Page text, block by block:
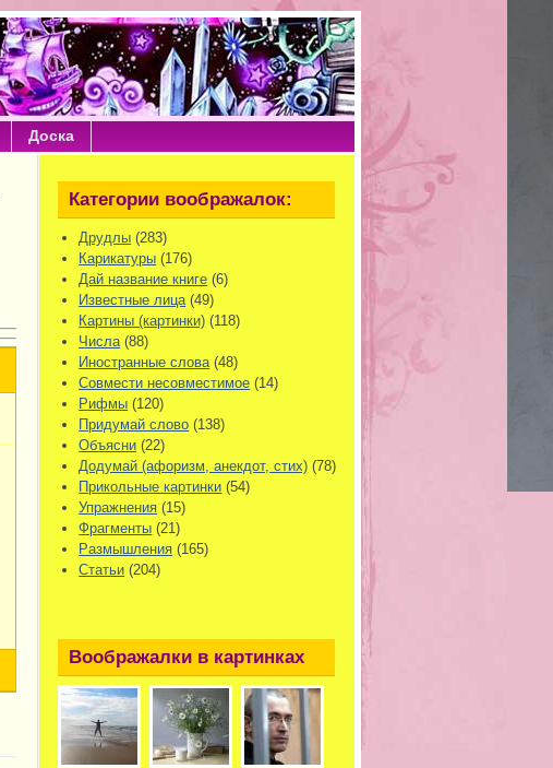
Доска
Категории воображалок:
Друдлы (283)
Карикатуры (176)
Дай название книге (6)
Известные лица(49)
Картины (картинки) (118)
Числа(88)
Иностранные слова(48)
Совмести несовместимое (14)
Рифмы (120)
Придумай слово (138)
Объясни (22)
Додумай (афоризм, анекдот, стих) (78)
Прикольные картинки (54)
Упражнения (15)
Фрагменты (21)
Размышления (165)
Статьи (204)
Воображалки в картинках